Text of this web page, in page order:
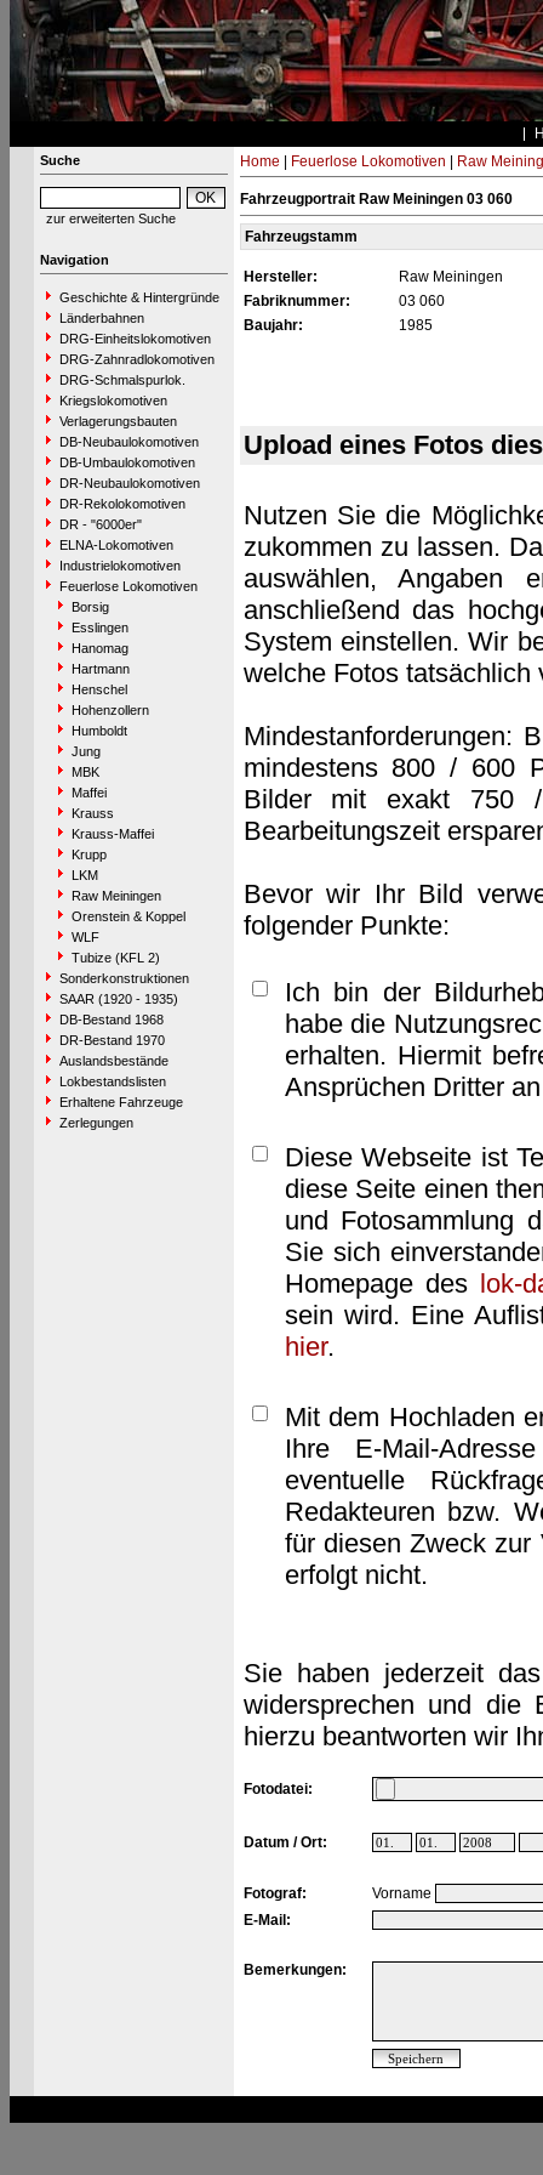
Suche
zur erweiterten Suche
Navigation
Geschichte & Hintergründe
Länderbahnen
DRG-Einheitslokomotiven
DRG-Zahnradlokomotiven
DRG-Schmalspurlok.
Kriegslokomotiven
Verlagerungsbauten
DB-Neubaulokomotiven
DB-Umbaulokomotiven
DR-Neubaulokomotiven
DR-Rekolokomotiven
DR - "6000er"
ELNA-Lokomotiven
Industrielokomotiven
Feuerlose Lokomotiven
Borsig
Esslingen
Hanomag
Hartmann
Henschel
Hohenzollern
Humboldt
Jung
MBK
Maffei
Krauss
Krauss-Maffei
Krupp
LKM
Raw Meiningen
Orenstein & Koppel
WLF
Tubize (KFL 2)
Sonderkonstruktionen
SAAR (1920 - 1935)
DB-Bestand 1968
DR-Bestand 1970
Auslandsbestände
Lokbestandslisten
Erhaltene Fahrzeuge
Zerlegungen
Home Feuerlose Lokomotiven Raw
Fahrzeugportrait Raw Meiningen 03 060
Fahrzeugstamm
Hersteller:
Raw Meiningen
Fabriknummer:
03 060
Baujahr:
1985
Upload eines Fotos
Nutzen Sie die
zukommen zu lassen.
auswählen, Angaben
anschließend das
System einstellen. Wir
welche Fotos tatsächlich
Mindestanforderungen:
mindestens 800 / 600
Bilder mit exakt 750
Bearbeitungszeit
Bevor wir Ihr Bild
folgender Punkte:
Ich bin der
habe die
erhalten. Hiermit
Ansprüchen Dritter
Diese Webseite ist
diese Seite einen
und Fotosammlung
Sie sich
Homepage des lok-
sein wird. Eine
hier.
Mit dem Hochladen
Ihre E-Mail-
eventuelle
Redakteuren bzw.
für diesen Zweck zur
erfolgt nicht.
Sie haben jederzeit
widersprechen und die
hierzu beantworten wir
Fotodatei:
Datum / Ort:
Fotograf:
Vorname
E-Mail:
Bemerkungen: